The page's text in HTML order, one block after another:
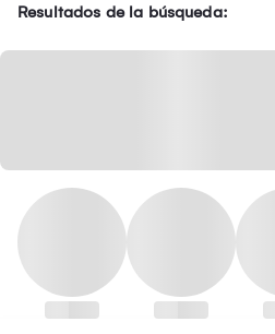
Resultados de la búsqueda: